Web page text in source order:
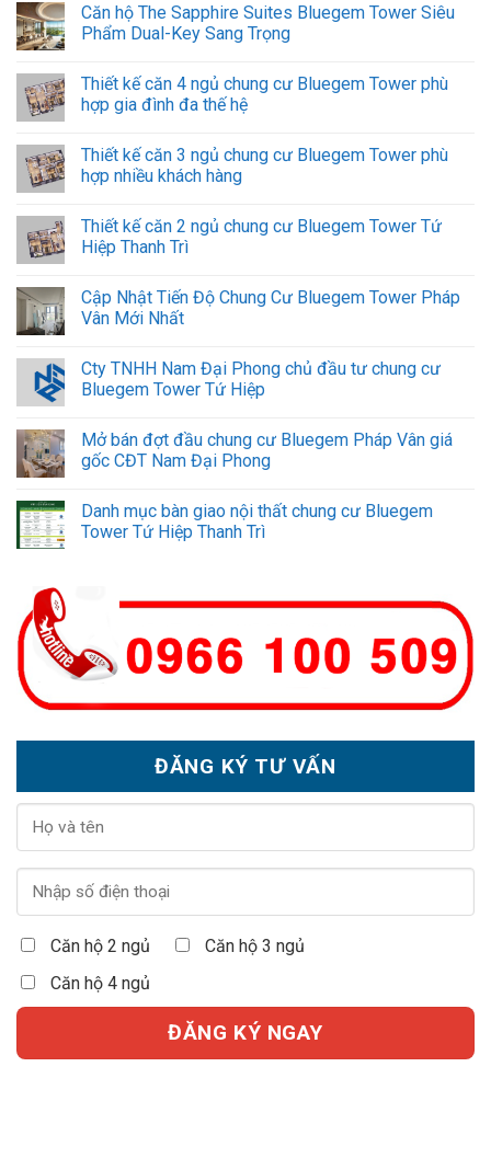
Căn hộ The Sapphire Suites Bluegem Tower Siêu
Phẩm Dual-Key Sang Trọng
Thiết kế căn 4 ngủ chung cư Bluegem Tower phù
hợp gia đình đa thế hệ
Thiết kế căn 3 ngủ chung cư Bluegem Tower phù
hợp nhiều khách hàng
Thiết kế căn 2 ngủ chung cư Bluegem Tower Tứ
Hiệp Thanh Trì
Cập Nhật Tiến Độ Chung Cư Bluegem Tower Pháp
Vân Mới Nhất
Cty TNHH Nam Đại Phong chủ đầu tư chung cư
Bluegem Tower Tứ Hiệp
Mở bán đợt đầu chung cư Bluegem Pháp Vân giá
gốc CĐT Nam Đại Phong
Danh mục bàn giao nội thất chung cư Bluegem
Tower Tứ Hiệp Thanh Trì
ĐĂNG KÝ TƯ VẤN
Căn hộ 2 ngủ
Căn hộ 3 ngủ
Căn hộ 4 ngủ